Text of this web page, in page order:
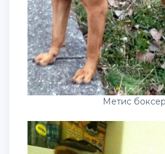
Метис